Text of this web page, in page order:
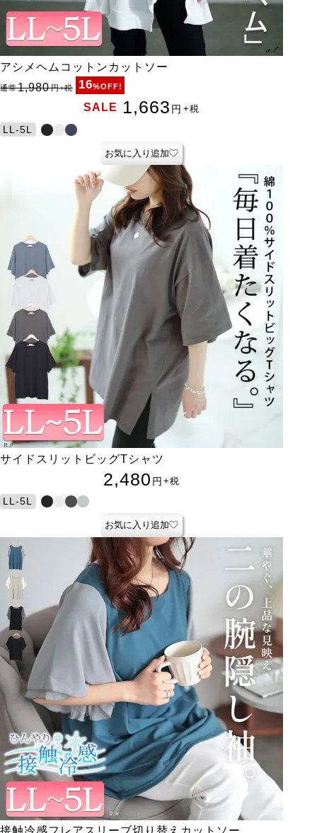
アシメヘムコットンカットソー
通常1,980円+税 16%OFF!
SALE 1,663 円 +税
LL-5L
お気に入り追加
サイドスリットビッグTシャツ
2,480 円 +税
LL-5L
お気に入り追加
接触冷感フレアスリーブ切り替えカットソー